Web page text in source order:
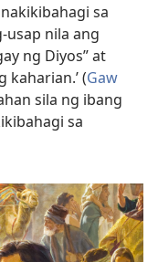
sa
usap nila ang
ng Diyos” at
kaharian.’ (Gaw
sila ng ibang
sa